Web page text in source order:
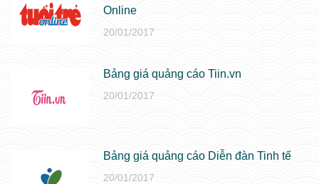
Online
20/01/2017
Bảng giá quảng cáo Tiin.vn
20/01/2017
Bảng giá quảng cáo Diễn đàn Tinh tế
20/01/2017